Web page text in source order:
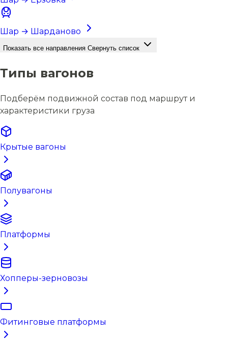
Шар → Шарданово
Показать все направления Свернуть список
Типы вагонов
Подберём подвижной состав под маршрут и
характеристики груза
Крытые вагоны
Полувагоны
Платформы
Хопперы-зерновозы
Фитинговые платформы